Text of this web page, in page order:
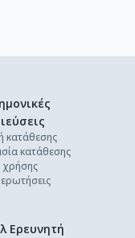
κατάθεσης
κατάθεσης
Ερευνητή